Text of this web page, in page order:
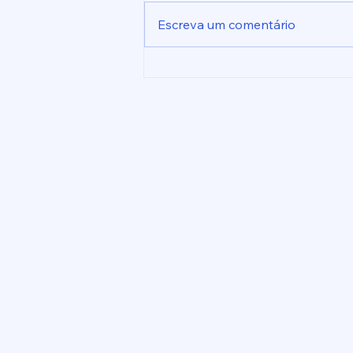
Indicação nº 1026/2026
Escreva um comentário